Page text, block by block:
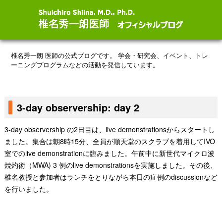
椎名秀一朗 医師の公式ブログです。
学会・研究会、イベント、トレ
ーニングプログラムなどの活動を発信しています。
3-day observership: day 2
3-day observership の2日目は、live demonstrationsからスタートし
ました。集合は朝8時15分、全員が順天堂のスクラブを着用してIVO
室でのlive demonstrationに臨みました。午前中に新世代マイクロ波
焼灼術（MWA) 3 例のlive demonstrationsを実施しました。その後、
椎名教授と参加者はランチをとりながら本日の症例のdiscussionなど
を行いました。